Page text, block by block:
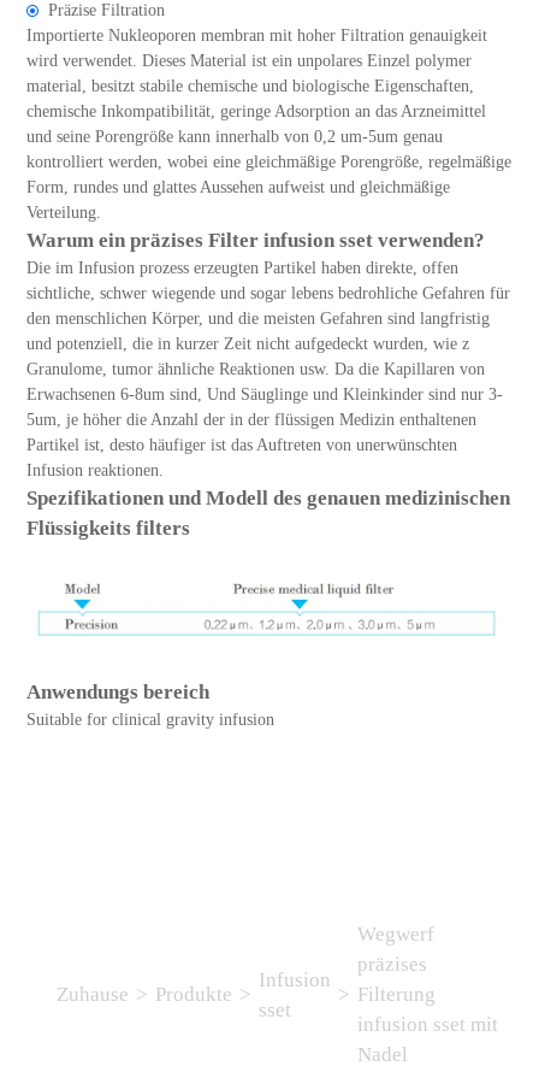
Präzise Filtration
Importierte Nukleoporen membran mit hoher Filtration genauigkeit
wird verwendet. Dieses Material ist ein unpolares Einzel polymer
material, besitzt stabile chemische und biologische Eigenschaften,
chemische Inkompatibilität, geringe Adsorption an das Arzneimittel
und seine Porengröße kann innerhalb von 0,2 um-5um genau
kontrolliert werden, wobei eine gleichmäßige Porengröße, regelmäßige
Form, rundes und glattes Aussehen aufweist und gleichmäßige
Verteilung.
Warum ein präzises Filter infusion sset verwenden?
Die im Infusion prozess erzeugten Partikel haben direkte, offen
sichtliche, schwer wiegende und sogar lebens bedrohliche Gefahren für
den menschlichen Körper, und die meisten Gefahren sind langfristig
und potenziell, die in kurzer Zeit nicht aufgedeckt wurden, wie z
Granulome, tumor ähnliche Reaktionen usw. Da die Kapillaren von
Erwachsenen 6-8um sind, Und Säuglinge und Kleinkinder sind nur 3-
5um, je höher die Anzahl der in der flüssigen Medizin enthaltenen
Partikel ist, desto häufiger ist das Auftreten von unerwünschten
Infusion reaktionen.
Spezifikationen und Modell des genauen medizinischen
Flüssigkeits filters
Anwendungs bereich
Suitable for clinical gravity infusion
Zuhause > Produkte >
Infusion
sset
>
Wegwerf
präzises
Filterung
infusion sset mit
Nadel